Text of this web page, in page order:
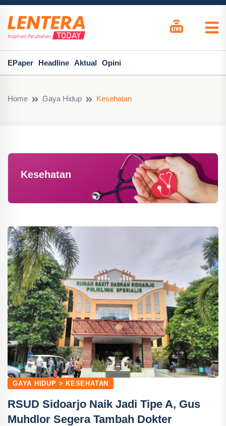
EPaper Headline Aktual Opini
Home Gaya Hidup Kesehatan
Kesehatan
GAYA HIDUP > KESEHATAN
RSUD Sidoarjo Naik Jadi Tipe A, Gus
Muhdlor Segera Tambah Dokter